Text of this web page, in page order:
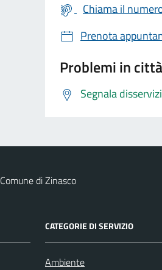
Chiama il
Prenota
Problemi in città
Segnala
Comune di Zinasco
CATEGORIE DI SERVIZIO
Ambiente